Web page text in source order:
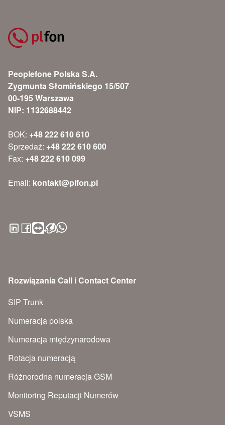
Peoplefone Polska S.A.
Zygmunta Słomińskiego 15/507
00-195 Warszawa
NIP: 1132688442
BOK: +48 222 610 610
Sprzedaż: +48 222 610 600
Fax: +48 222 610 099
Email: kontakt@plfon.pl
Rozwiązania Call i Contact Center
SIP Trunk
Numeracja polska
Numeracja międzynarodowa
Rotacja numeracją
Różnorodna numeracja GSM
Monitoring Reputacji Numerów
VSMS